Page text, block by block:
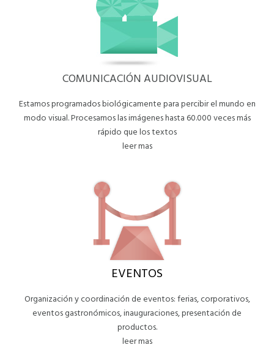
COMUNICACIÓN AUDIOVISUAL
Estamos programados biológicamente para percibir el mundo en
modo visual. Procesamos las imágenes hasta 60.000 veces más
rápido que los textos
leer mas
EVENTOS
Organización y coordinación de eventos: ferias, corporativos,
eventos gastronómicos, inauguraciones, presentación de
productos.
leer mas